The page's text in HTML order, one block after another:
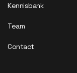
Kennisbank
Team
Contact